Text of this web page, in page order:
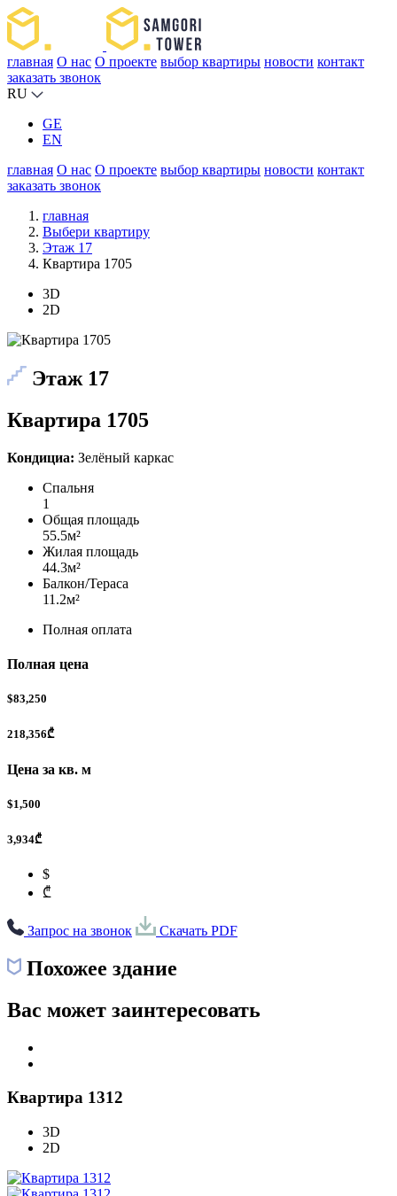
главная О нас О проекте выбор квартиры новости контакт
заказать звонок
RU
GE
EN
главная О нас О проекте выбор квартиры новости контакт
заказать звонок
главная
Выбери квартиру
Этаж 17
Квартира 1705
3D
2D
Этаж 17
Квартира 1705
Кондициа: Зелёный каркас
Спальня
1
Общая площадь
55.5м²
Жилая площадь
44.3м²
Балкон/Тераса
11.2м²
Полная оплата
Полная цена
$83,250
218,356₾
Цена за кв. м
$1,500
3,934₾
$
₾
Запрос на звонок Скачать PDF
Похожее здание
Вас может заинтересовать
Квартира 1312
3D
2D